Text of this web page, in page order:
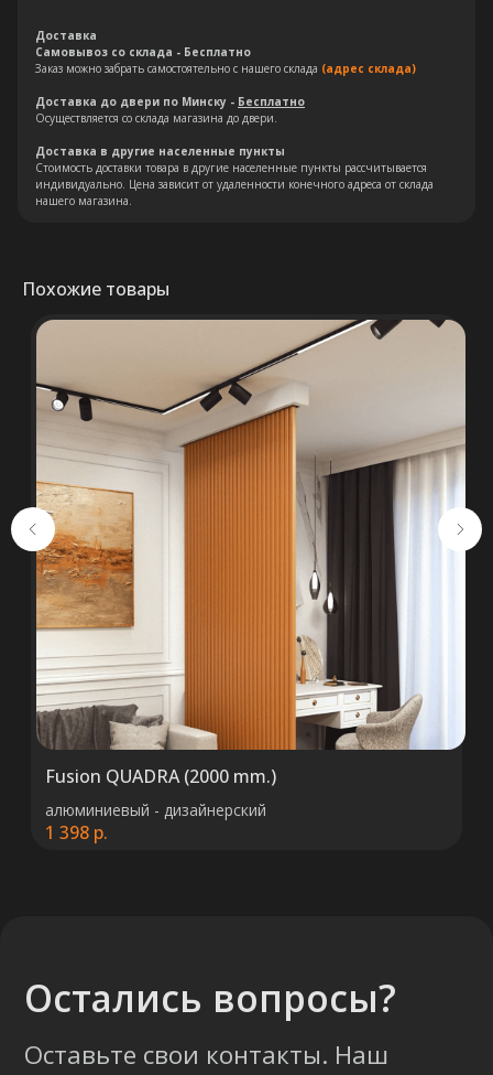
Доставка
Самовывоз со склада - Бесплатно
Заказ можно забрать самостоятельно с нашего склада (адрес склада)
Доставка до двери по Минску - Бесплатно
Осуществляется со склада магазина до двери.
Доставка в другие населенные пункты
Стоимость доставки товара в другие населенные пункты рассчитывается
индивидуально. Цена зависит от удаленности конечного адреса от склада
нашего магазина.
Похожие товары
Fusion QUADRA (2000 mm.)
алюминиевый - дизайнерский
1 398 р.
Остались вопросы?
Оставьте свои контакты. Наш
насколько важно сделать
правильный выбор.
Консультация
+375 (29) 652 34 03
ООО «ТермоАльянс», РБ, 220062, г.
Минск пр-т Победителей 131, оф.68 УНП
5000 2027 0000, в ЗАО «Альфа-Банк»,
код ALFABY2X, 220013 г. Минск, ул.
Сурганова, 43-47